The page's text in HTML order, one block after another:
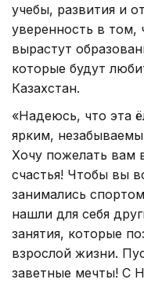
учебы, развития и
уверенность в том,
вырастут
которые будут
Казахстан.
«Надеюсь, что эта
ярким,
Хочу пожелать вам
счастья! Чтобы вы
занимались
нашли для себя
занятия, которые
взрослой жизни.
заветные мечты! С